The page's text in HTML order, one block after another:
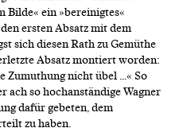
Bilde« ein »bereinigtes«
ersten Absatz mit dem
sich diesen Rath zu Gemüthe
Absatz montiert worden:
Zumuthung nicht übel ...« So
ach so hochanständige Wagner
dafür gebeten, dem
zu haben.